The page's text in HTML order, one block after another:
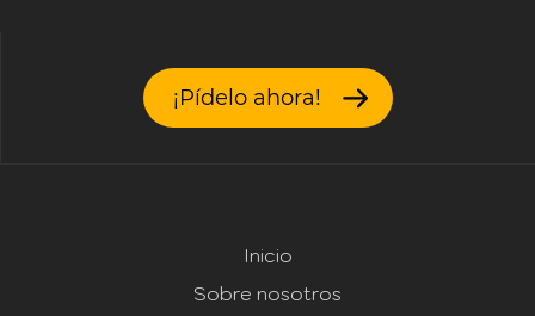
¡Pídelo ahora!
Inicio
Sobre nosotros